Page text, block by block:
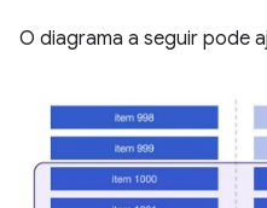
O diagrama a seguir pode